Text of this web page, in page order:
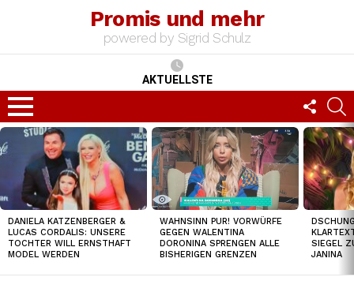
Promis und mehr
powered by Sigrid Schulz
AKTUELLSTE
Menu
US
TOP
NEWS
DANIELA KATZENBERGER &
LUCAS CORDALIS: UNSERE
TOCHTER WILL ERNSTHAFT
MODEL WERDEN
WAHNSINN PUR! VORWÜRFE
GEGEN WALENTINA
DORONINA SPRENGEN ALLE
BISHERIGEN GRENZEN
SIEGEL
JANINA